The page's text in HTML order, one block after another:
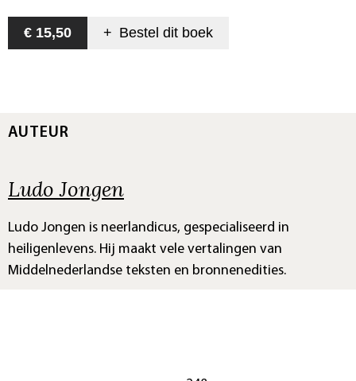
€ 15,50 + Bestel dit boek
AUTEUR
Ludo Jongen
Ludo Jongen is neerlandicus, gespecialiseerd in
heiligenlevens. Hij maakt vele vertalingen van
Middelnederlandse teksten en bronnenedities.